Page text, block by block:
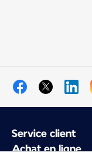
Service client
Achat en ligne